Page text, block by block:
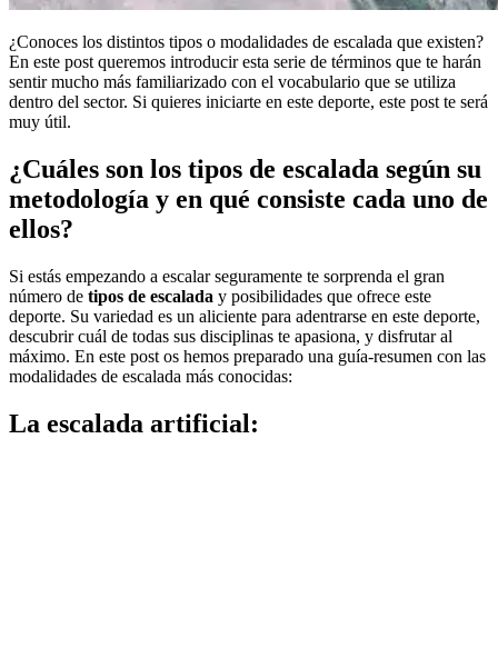
¿Conoces los distintos tipos o modalidades de escalada que existen?
En este post queremos introducir esta serie de términos que te harán
sentir mucho más familiarizado con el vocabulario que se utiliza
dentro del sector. Si quieres iniciarte en este deporte, este post te será
muy útil.
¿Cuáles son los tipos de escalada según su
metodología y en qué consiste cada uno de
ellos?
Si estás empezando a escalar seguramente te sorprenda el gran
número de tipos de escalada y posibilidades que ofrece este
deporte. Su variedad es un aliciente para adentrarse en este deporte,
descubrir cuál de todas sus disciplinas te apasiona, y disfrutar al
máximo. En este post os hemos preparado una guía-resumen con las
modalidades de escalada más conocidas:
La escalada artificial: